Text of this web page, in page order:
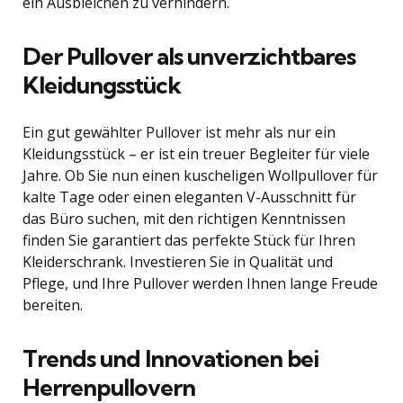
Der Pullover als unverzichtbares
Kleidungsstück
Ein gut gewählter Pullover ist mehr als nur ein
Kleidungsstück – er ist ein treuer Begleiter für viele
Jahre. Ob Sie nun einen kuscheligen Wollpullover für
kalte Tage oder einen eleganten V-Ausschnitt für
das Büro suchen, mit den richtigen Kenntnissen
finden Sie garantiert das perfekte Stück für Ihren
Kleiderschrank. Investieren Sie in Qualität und
Pflege, und Ihre Pullover werden Ihnen lange Freude
bereiten.
Trends und Innovationen bei
Herrenpullovern